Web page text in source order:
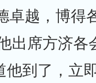
越，博得
出席方济
他到了，立